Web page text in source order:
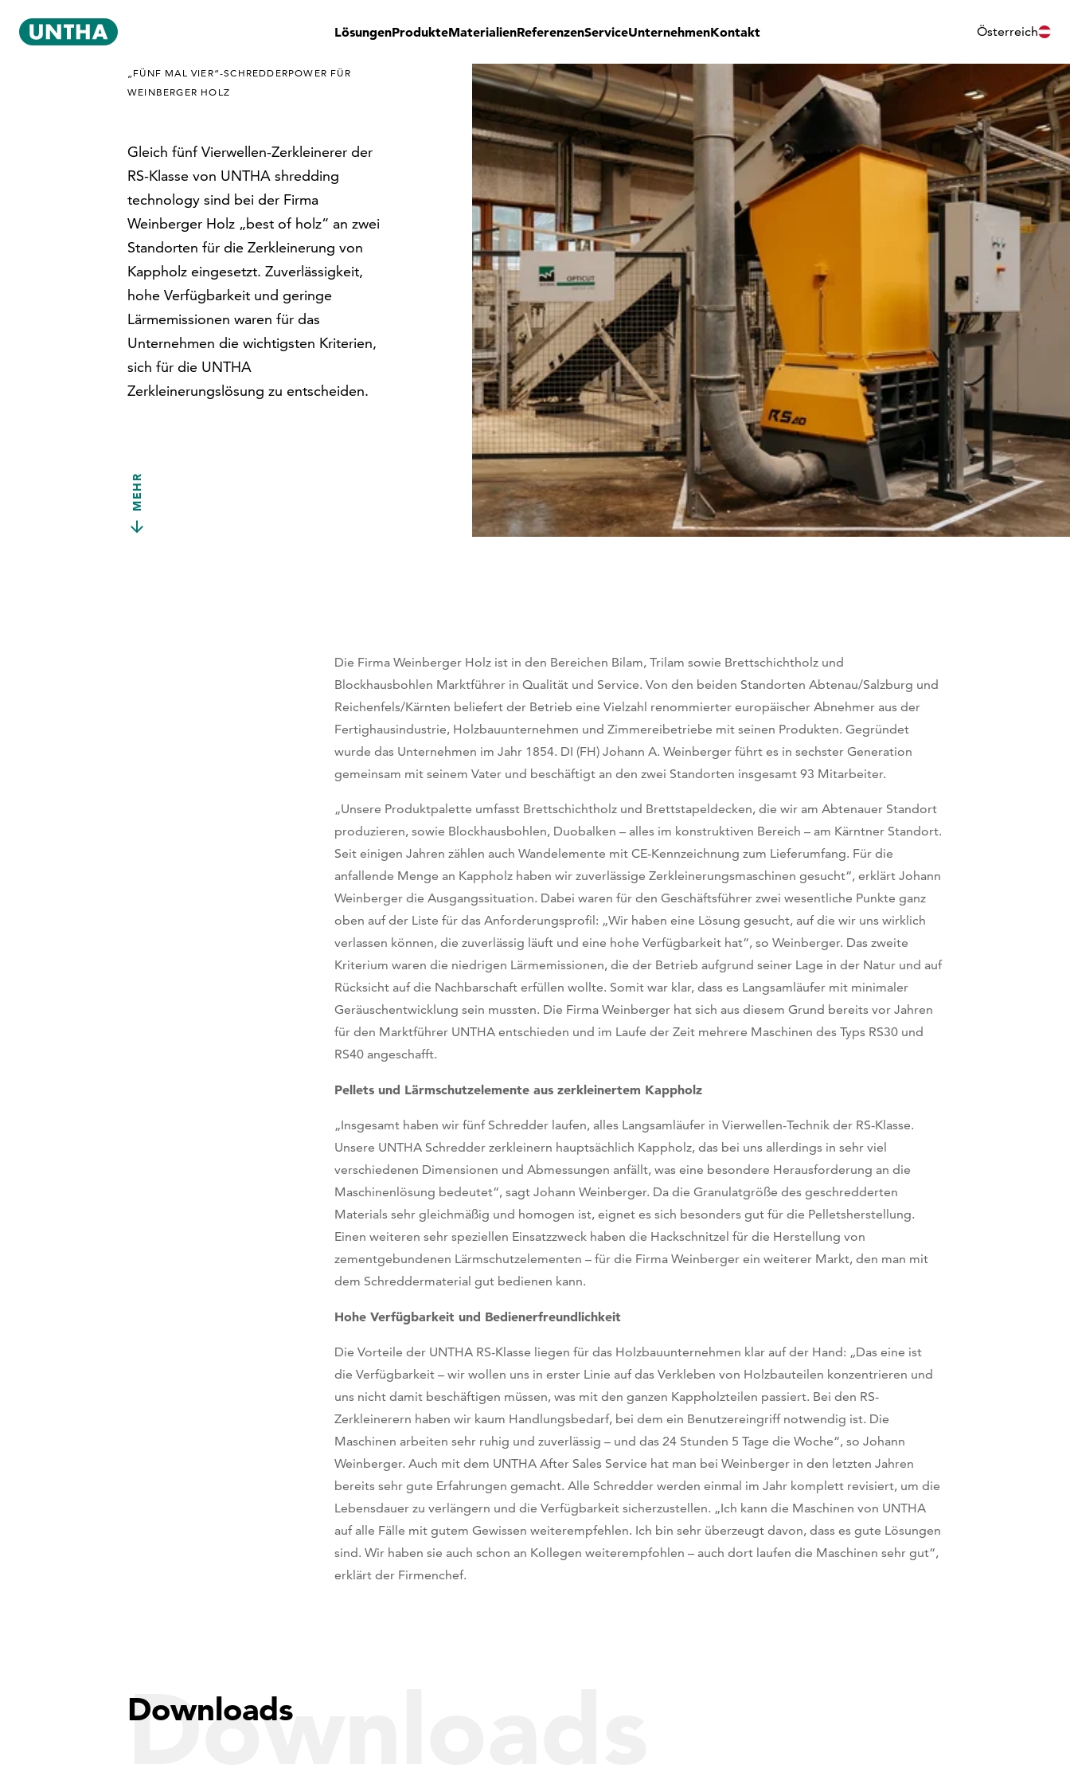
LösungenProdukteMaterialienReferenzenServiceUnternehmenKontakt Österreich
„FÜNF MAL VIER“-SCHREDDERPOWER FÜR
WEINBERGER HOLZ
Gleich fünf Vierwellen-Zerkleinerer der
RS-Klasse von UNTHA shredding
technology sind bei der Firma
Weinberger Holz „best of holz“ an zwei
Standorten für die Zerkleinerung von
Kappholz eingesetzt. Zuverlässigkeit,
hohe Verfügbarkeit und geringe
Lärmemissionen waren für das
Unternehmen die wichtigsten Kriterien,
sich für die UNTHA
Zerkleinerungslösung zu entscheiden.
MEHR
Die Firma Weinberger Holz ist in den Bereichen Bilam, Trilam sowie Brettschichtholz und
Blockhausbohlen Marktführer in Qualität und Service. Von den beiden Standorten Abtenau/Salzburg und
Reichenfels/Kärnten beliefert der Betrieb eine Vielzahl renommierter europäischer Abnehmer aus der
Fertighausindustrie, Holzbauunternehmen und Zimmereibetriebe mit seinen Produkten. Gegründet
wurde das Unternehmen im Jahr 1854. DI (FH) Johann A. Weinberger führt es in sechster Generation
gemeinsam mit seinem Vater und beschäftigt an den zwei Standorten insgesamt 93 Mitarbeiter.
„Unsere Produktpalette umfasst Brettschichtholz und Brettstapeldecken, die wir am Abtenauer Standort
produzieren, sowie Blockhausbohlen, Duobalken – alles im konstruktiven Bereich – am Kärntner Standort.
Seit einigen Jahren zählen auch Wandelemente mit CE-Kennzeichnung zum Lieferumfang. Für die
anfallende Menge an Kappholz haben wir zuverlässige Zerkleinerungsmaschinen gesucht“, erklärt Johann
Weinberger die Ausgangssituation. Dabei waren für den Geschäftsführer zwei wesentliche Punkte ganz
oben auf der Liste für das Anforderungsprofil: „Wir haben eine Lösung gesucht, auf die wir uns wirklich
verlassen können, die zuverlässig läuft und eine hohe Verfügbarkeit hat“, so Weinberger. Das zweite
Kriterium waren die niedrigen Lärmemissionen, die der Betrieb aufgrund seiner Lage in der Natur und auf
Rücksicht auf die Nachbarschaft erfüllen wollte. Somit war klar, dass es Langsamläufer mit minimaler
Geräuschentwicklung sein mussten. Die Firma Weinberger hat sich aus diesem Grund bereits vor Jahren
für den Marktführer UNTHA entschieden und im Laufe der Zeit mehrere Maschinen des Typs RS30 und
RS40 angeschafft.
Pellets und Lärmschutzelemente aus zerkleinertem Kappholz
„Insgesamt haben wir fünf Schredder laufen, alles Langsamläufer in Vierwellen-Technik der RS-Klasse.
Unsere UNTHA Schredder zerkleinern hauptsächlich Kappholz, das bei uns allerdings in sehr viel
verschiedenen Dimensionen und Abmessungen anfällt, was eine besondere Herausforderung an die
Maschinenlösung bedeutet“, sagt Johann Weinberger. Da die Granulatgröße des geschredderten
Materials sehr gleichmäßig und homogen ist, eignet es sich besonders gut für die Pelletsherstellung.
Einen weiteren sehr speziellen Einsatzzweck haben die Hackschnitzel für die Herstellung von
zementgebundenen Lärmschutzelementen – für die Firma Weinberger ein weiterer Markt, den man mit
dem Schreddermaterial gut bedienen kann.
Hohe Verfügbarkeit und Bedienerfreundlichkeit
Die Vorteile der UNTHA RS-Klasse liegen für das Holzbauunternehmen klar auf der Hand: „Das eine ist
die Verfügbarkeit – wir wollen uns in erster Linie auf das Verkleben von Holzbauteilen konzentrieren und
uns nicht damit beschäftigen müssen, was mit den ganzen Kappholzteilen passiert. Bei den RS-
Zerkleinerern haben wir kaum Handlungsbedarf, bei dem ein Benutzereingriff notwendig ist. Die
Maschinen arbeiten sehr ruhig und zuverlässig – und das 24 Stunden 5 Tage die Woche“, so Johann
Weinberger. Auch mit dem UNTHA After Sales Service hat man bei Weinberger in den letzten Jahren
bereits sehr gute Erfahrungen gemacht. Alle Schredder werden einmal im Jahr komplett revisiert, um die
Lebensdauer zu verlängern und die Verfügbarkeit sicherzustellen. „Ich kann die Maschinen von UNTHA
auf alle Fälle mit gutem Gewissen weiterempfehlen. Ich bin sehr überzeugt davon, dass es gute Lösungen
sind. Wir haben sie auch schon an Kollegen weiterempfohlen – auch dort laufen die Maschinen sehr gut“,
erklärt der Firmenchef.
Downloads
Downloads